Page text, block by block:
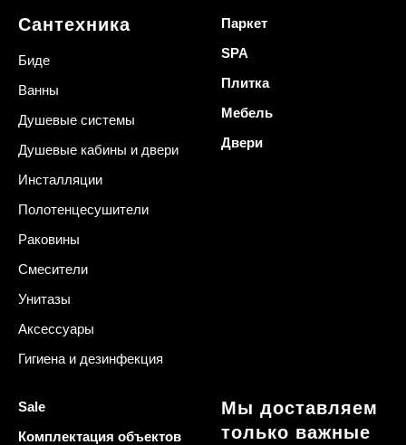
Сантехника
Биде
Ванны
Душевые системы
Душевые кабины и двери
Инсталляции
Полотенцесушители
Раковины
Смесители
Унитазы
Аксессуары
Гигиена и дезинфекция
Паркет
SPA
Плитка
Мебель
Двери
Sale
Комплектация объектов
Мы доставляем
только важные